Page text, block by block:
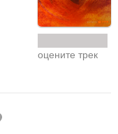
оцените трек